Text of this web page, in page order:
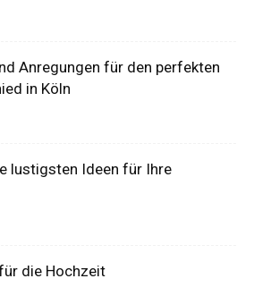
Anregungen für den perfekten
in Köln
lustigsten Ideen für Ihre
die Hochzeit